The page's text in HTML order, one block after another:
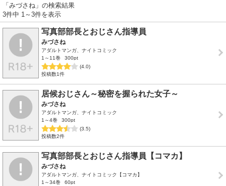
「みづさね」の検索結果
3件中 1～3件を表示
写真部部長とおじさん指導員
みづさね
アダルトマンガ、ナイトコミック
1～11巻
300pt
(4.0)
投稿数1件
居候おじさん～秘密を握られた女子～
みづさね
アダルトマンガ、ナイトコミック
1～4巻
300pt
(3.5)
投稿数2件
写真部部長とおじさん指導員【コマカ】
みづさね
アダルトマンガ、ナイトコミック【コマカ】
1～34巻
60pt